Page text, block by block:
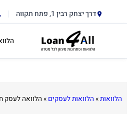
דלג לתוכן הראשי
דרך יצחק רבין 1, פתח תקווה
הלוואות» הלוואות לעסקים » הלוואה לעסק